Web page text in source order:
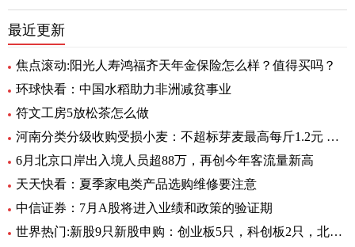
最近更新
焦点滚动:阳光人寿鸿福齐天年金保险怎么样？值得买吗？
环球快看：中国水稻助力非洲减贫事业
符文工房5放松茶怎么做
河南分类分级收购受损小麦：不超标芽麦最高每斤1.2元 全球最资讯
6月北京口岸出入境人员超88万，再创今年客流量新高
天天快看：夏季家电类产品选购维修要注意
中信证券：7月A股将进入业绩和政策的验证期
世界热门:新股9只新股申购：创业板5只，科创板2只，北交所2只